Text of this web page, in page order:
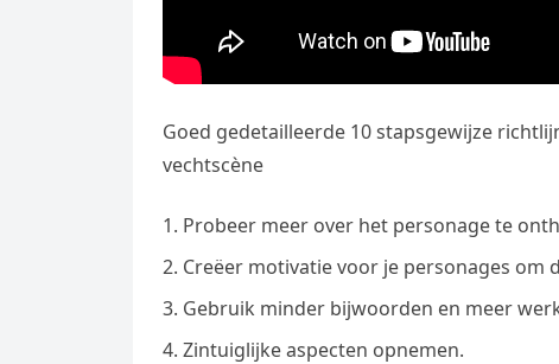
Goed gedetailleerde 10 stapsgewijze
vechtscène
Probeer meer over het personage te
Creëer motivatie voor je personages om
Gebruik minder bijwoorden en meer
Zintuiglijke aspecten opnemen.